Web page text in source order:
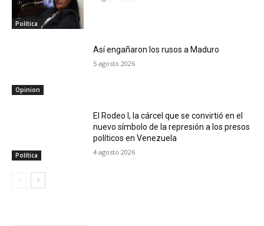
Política
Opinion
Así engañaron los rusos a Maduro
5 agosto 2026
Política
El Rodeo I, la cárcel que se convirtió en el
nuevo símbolo de la represión a los presos
políticos en Venezuela
4 agosto 2026